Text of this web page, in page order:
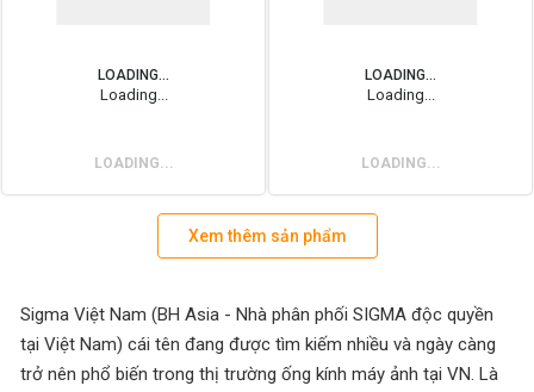
LOADING...
Loading...
LOADING...
LOADING...
Loading...
LOADING...
Xem thêm sản phẩm
Sigma Việt Nam (BH Asia - Nhà phân phối SIGMA độc quyền
tại Việt Nam) cái tên đang được tìm kiếm nhiều và ngày càng
trở nên phổ biến trong thị trường ống kính máy ảnh tại VN. Là